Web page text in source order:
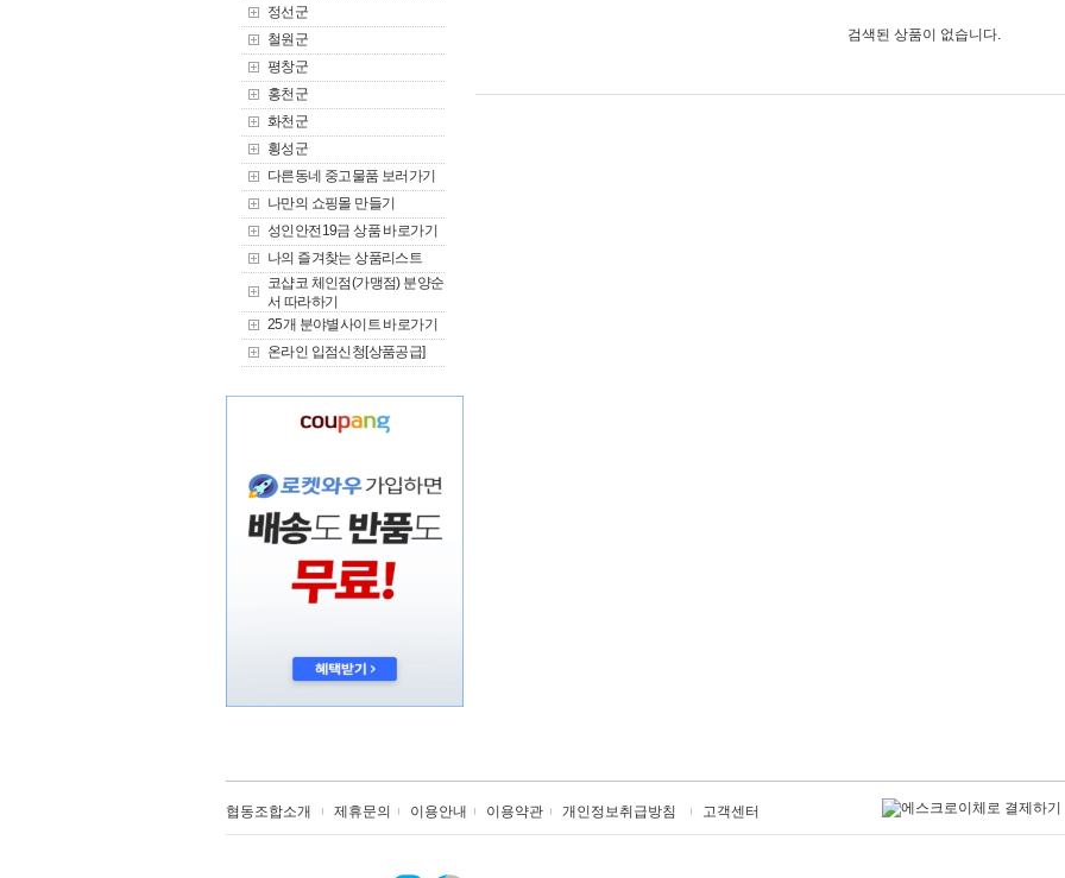
정선군
철원군
평창군
홍천군
화천군
횡성군
다른동네 중고물품 보러가기
나만의 쇼핑몰 만들기
성인안전19금 상품 바로가기
나의 즐겨찾는 상품리스트
코샵코 체인점(가맹점) 분양순
서 따라하기
25개 분야별사이트 바로가기
온라인 입점신청[상품공급]
검색된 상품이 없습니다.
협동조합소개 제휴문의 이용안내 이용약관 개인정보취급방침 고객센터